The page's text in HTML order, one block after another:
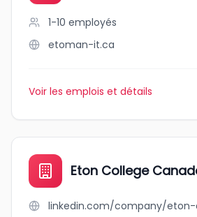
1-10 employés
etoman-it.ca
Voir les emplois et détails
Eton College
linkedin.com/company/